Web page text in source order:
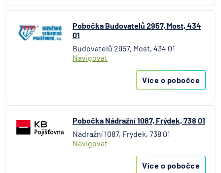
Pobočka Budovatelů 2957, Most, 434
01
Budovatelů 2957, Most, 434 01
Navigovat
Více o pobočce
Pobočka Nádražní 1087, Frýdek, 738 01
Nádražní 1087, Frýdek, 738 01
Navigovat
Více o pobočce